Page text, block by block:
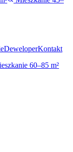
DeweloperKontakt
60–85 m²